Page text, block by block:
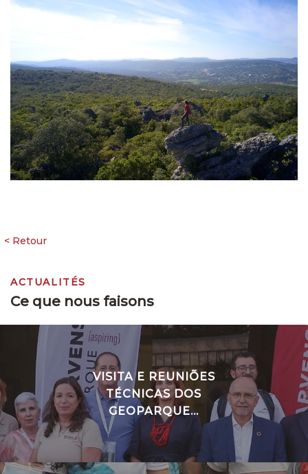
ACTUALITÉS
Ce que nous faisons
VISITA E REUNIÕES
TÉCNICAS DOS
GEOPARQUE...